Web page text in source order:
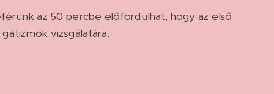
az 50 percbe előfordulhat, hogy az első
vizsgálatára.